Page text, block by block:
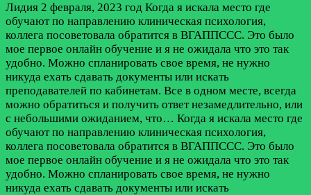
Лидия 2 февраля, 2023 год Когда я искала место где
обучают по направлению клиническая психология,
коллега посоветовала обратится в ВГАППССС. Это было
мое первое онлайн обучение и я не ожидала что это так
удобно. Можно спланировать свое время, не нужно
никуда ехать сдавать документы или искать
преподавателей по кабинетам. Все в одном месте, всегда
можно обратиться и получить ответ незамедлительно, или
с небольшими ожиданием, что… Когда я искала место где
обучают по направлению клиническая психология,
коллега посоветовала обратится в ВГАППССС. Это было
мое первое онлайн обучение и я не ожидала что это так
удобно. Можно спланировать свое время, не нужно
никуда ехать сдавать документы или искать